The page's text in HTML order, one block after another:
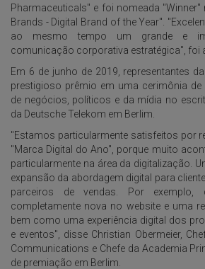
Pharmaceuticals" e foi nomeada "Winner"
Brands - Digital Brand of the Year".
ao mesmo tempo um grande e
comunicação corporativa estratégica", foi
Em 6 de junho de 2019, representantes
prestigioso prêmio em uma cerimônia
de negócios, políticos e da mídia no
da Deutsche Telekom em Berlim.
"Estamos particularmente satisfeitos por
"Marca Digital do Ano", porque muito
particularmente na área da digitalização.
expansão da abordagem digital para
parceiros de vendas. Por exemplo,
completamente nova no website e uma
bem como uma experiência digital dos
e eventos", disse Christian Obermeier,
Communications e Chefe da Academia
de premiação em Berlim.